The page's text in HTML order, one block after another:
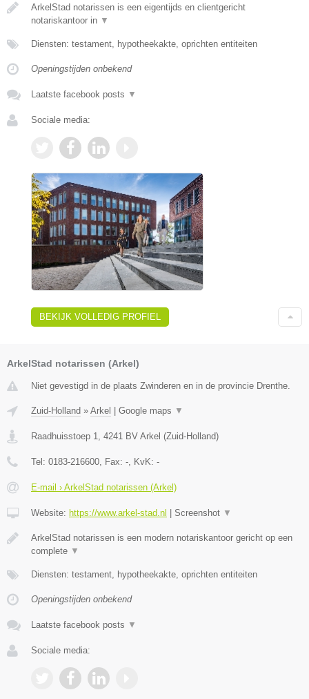
ArkelStad notarissen is een eigentijds en clientgericht
notariskantoor in ▼
Diensten: testament, hypotheekakte, oprichten entiteiten
Openingstijden onbekend
Laatste facebook posts ▼
Sociale media:
BEKIJK VOLLEDIG PROFIEL
ArkelStad notarissen (Arkel)
Niet gevestigd in de plaats Zwinderen en in de provincie Drenthe.
Zuid-Holland » Arkel | Google maps ▼
Raadhuisstoep 1 4241 BV Arkel (Zuid-Holland)
Tel: 0183-216600 , Fax: - , KvK: -
E-mail › ArkelStad notarissen (Arkel)
Website: https://www.arkel-stad.nl | Screenshot ▼
ArkelStad notarissen is een modern notariskantoor gericht op een
complete ▼
Diensten: testament, hypotheekakte, oprichten entiteiten
Openingstijden onbekend
Laatste facebook posts ▼
Sociale media: